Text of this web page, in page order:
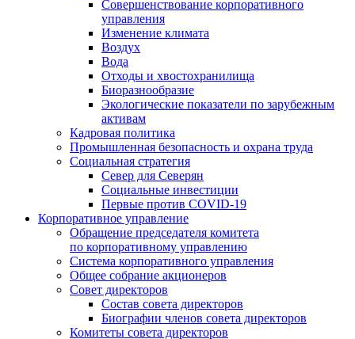
Совершенствование корпоративного
управления
Изменение климата
Воздух
Вода
Отходы и хвостохранилища
Биоразнообразие
Экологические показатели по зарубежным
активам
Кадровая политика
Промышленная безопасность и охрана труда
Социальная стратегия
Север для Северян
Социальные инвестиции
Первые против COVID‑19
Корпоративное управление
Обращение председателя комитета
по корпоративному управлению
Система корпоративного управления
Общее собрание акционеров
Совет директоров
Состав совета директоров
Биографии членов совета директоров
Комитеты совета директоров